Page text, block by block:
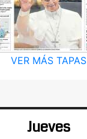
VER MÁS TAPAS
Jueves